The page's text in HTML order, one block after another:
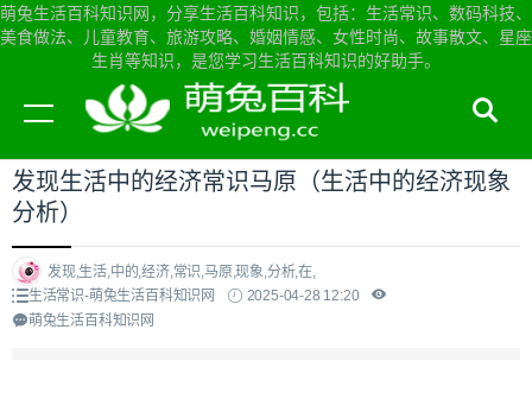
萌兔生活百科知识网，分享生活百科知识，包括：生活常识、数码科技、
美食做法、儿童教育、旅游攻略、婚姻情感、女性时尚、故事散文、星座
生肖等知识，是您学习生活百科知识的好助手。
当前位置： 萌兔生活百科知识网首页>生活常识
发现生活中的经济常识马原（生活中的经济现象
分析）
发现,生活,中的,经济,常识,马原,现象,分析,在,
生活常识-萌兔生活百科知识网
2025-04-28 12:20
萌兔生活百科知识网